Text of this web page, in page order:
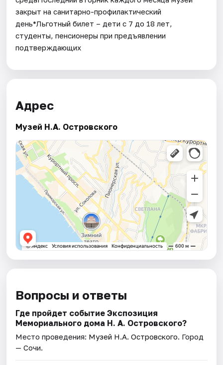
закрыт на санитарно-профилактический
день*Льготный билет – дети с 7 до 18 лет,
студенты, пенсионеры при предъявлении
подтверждающих
Адрес
Музей Н.А. Островского
Вопросы и ответы
Где пройдет событие Экспозиция
Мемориального дома Н. А. Островского?
Место проведения: Музей Н.А. Островского. Город
— Сочи.